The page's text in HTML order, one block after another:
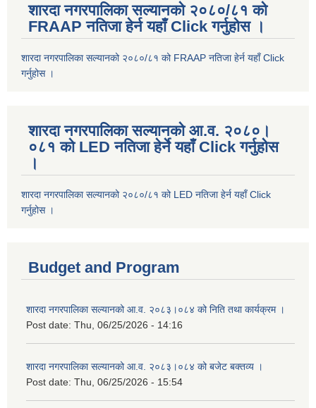
शारदा नगरपालिका सल्यानको २०८०/८१ को
FRAAP नतिजा हेर्न यहाँ Click गर्नुहोस ।
शारदा नगरपालिका सल्यानको २०८०/८१ को FRAAP नतिजा हेर्न यहाँ Click
गर्नुहोस ।
शारदा नगरपालिका सल्यानको आ.व. २०८०।
०८१ को LED नतिजा हेर्ने यहाँ Click गर्नुहोस
।
शारदा नगरपालिका सल्यानको २०८०/८१ को LED नतिजा हेर्न यहाँ Click
गर्नुहोस ।
Budget and Program
शारदा नगरपालिका सल्यानको आ.व. २०८३।०८४ को निति तथा कार्यक्रम ।
Post date: Thu, 06/25/2026 - 14:16
शारदा नगरपालिका सल्यानको आ.व. २०८३।०८४ को बजेट बक्तव्य ।
Post date: Thu, 06/25/2026 - 15:54